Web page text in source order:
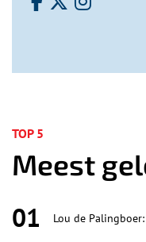
TOP 5
Meest
01 Lou de